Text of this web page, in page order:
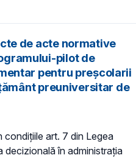
de acte normative
pilot de
pentru preşcolarii
preuniversitar de
condiţiile art. 7 din Legea
în administraţia